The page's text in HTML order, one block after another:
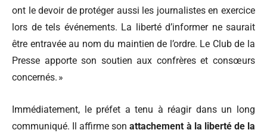
ont le devoir de protéger aussi les journalistes en exercice
lors de tels événements. La liberté d’informer ne saurait
être entravée au nom du maintien de l’ordre. Le Club de la
Presse apporte son soutien aux confrères et consœurs
concernés. »
Immédiatement, le préfet a tenu à réagir dans un long
communiqué. Il affirme son attachement à la liberté de la